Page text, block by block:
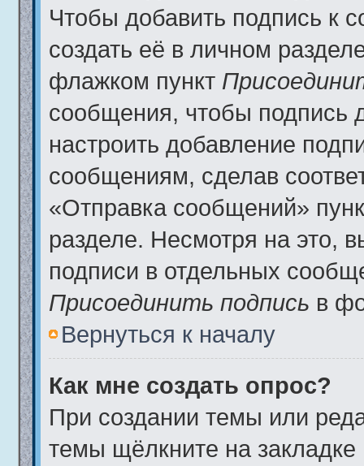
Чтобы добавить подпись к
создать её в личном
флажком пункт
сообщения, чтобы подпись
настроить добавление
сообщениям, сделав
«Отправка сообщений»
разделе. Несмотря на это,
подписи в отдельных
Присоединить подпись в
Вернуться к началу
Как мне создать опрос?
При создании темы или
темы щёлкните на